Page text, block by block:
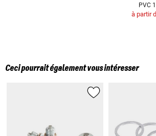
PVC
à partir
Ceci pourrait également vous intéresser